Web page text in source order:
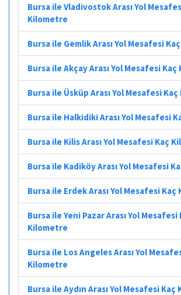
Bursa ile Vladivostok Arası Yol
Kilometre
Bursa ile Gemlik Arası Yol Mesafesi
Bursa ile Akçay Arası Yol Mesafesi
Bursa ile Üsküp Arası Yol Mesafesi
Bursa ile Halkidiki Arası Yol Mesafesi
Bursa ile Kilis Arası Yol Mesafesi Kaç
Bursa ile Kadiköy Arası Yol Mesafesi
Bursa ile Erdek Arası Yol Mesafesi
Bursa ile Yeni Pazar Arası Yol Mesafesi
Kilometre
Bursa ile Los Angeles Arası Yol
Kilometre
Bursa ile Aydın Arası Yol Mesafesi